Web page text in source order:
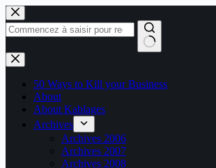
Passer
au
contenu
Aucun
résultat
50 Ways to Kill your Business
About
About Kablages
Archives
Archives 2006
Archives 2007
Archives 2008